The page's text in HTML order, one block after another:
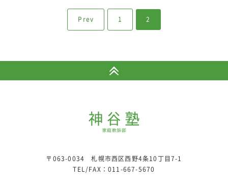
Prev 1 2
〒063-0034 札幌市西区西野4条10丁目7-1
TEL/FAX：011-667-5670